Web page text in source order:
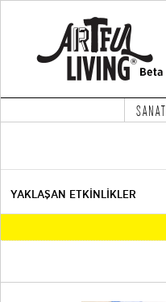
SANAT
YAKLAŞAN ETKİNLİKLER